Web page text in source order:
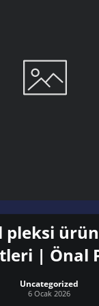
| Önal
Uncategorized
6 Ocak 2026